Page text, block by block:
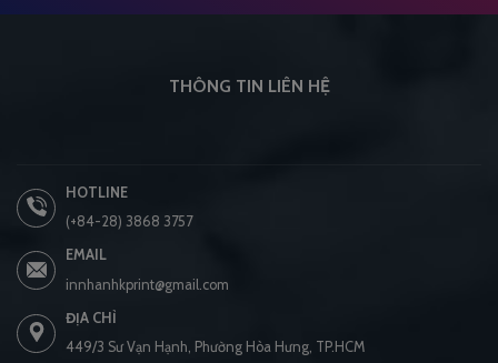
THÔNG TIN LIÊN HỆ
HOTLINE
(+84-28) 3868 3757
EMAIL
innhanhkprint@gmail.com
ĐỊA CHỈ
449/3 Sư Vạn Hạnh, Phường Hòa Hưng, TP.HCM